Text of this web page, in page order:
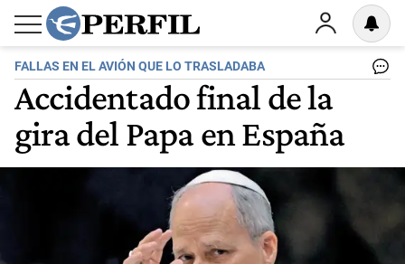
FALLAS EN EL AVIÓN QUE LO TRASLADABA
Accidentado final de la
gira del Papa en España